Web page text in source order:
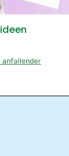
anfallender